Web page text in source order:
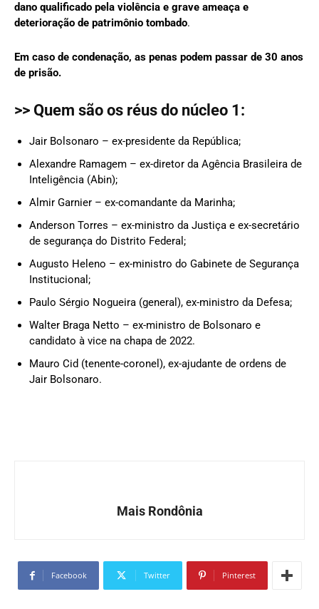
dano qualificado pela violência e grave ameaça e
deterioração de patrimônio tombado.
Em caso de condenação, as penas podem passar de 30 anos
de prisão.
>> Quem são os réus do núcleo 1:
Jair Bolsonaro – ex-presidente da República;
Alexandre Ramagem – ex-diretor da Agência Brasileira de
Inteligência (Abin);
Almir Garnier – ex-comandante da Marinha;
Anderson Torres – ex-ministro da Justiça e ex-secretário
de segurança do Distrito Federal;
Augusto Heleno – ex-ministro do Gabinete de Segurança
Institucional;
Paulo Sérgio Nogueira (general), ex-ministro da Defesa;
Walter Braga Netto – ex-ministro de Bolsonaro e
candidato à vice na chapa de 2022.
Mauro Cid (tenente-coronel), ex-ajudante de ordens de
Jair Bolsonaro.
Mais Rondônia
Facebook Twitter Pinterest